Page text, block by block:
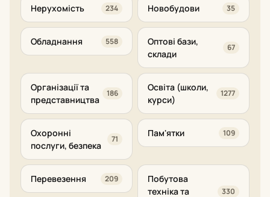
Нерухомість 234 Новобудови 35
Обладнання 558
Оптові бази,
склади
67
Організації та
представництва
186
Освіта (школи,
курси)
1277
Охоронні
послуги, безпека
71
Пам'ятки 109
Перевезення 209
Побутова
техніка та
330